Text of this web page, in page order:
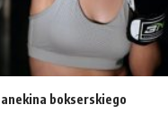
bokserskiego